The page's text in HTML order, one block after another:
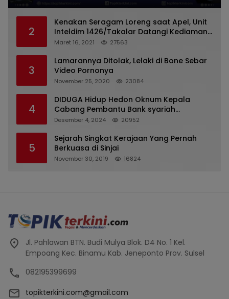
2
Kenakan Seragam Loreng saat Apel, Unit
Inteldim 1426/Takalar Datangi Kediaman
Kasatpol PP
Maret 16, 2021 27563
3
Lamarannya Ditolak, Lelaki di Bone Sebar
Video Pornonya
November 25, 2020 23084
4
DIDUGA Hidup Hedon Oknum Kepala
Cabang Pembantu Bank syariah
Indonesia Unit Hasan Basri di Banjarmasin
Milyaran Rupiah dan Bilyet Giro Tidak
Terdaftar, OJK Kalsel : Bertemu Tanggal 11
Desember 4, 2024 20952
5
Sejarah Singkat Kerajaan Yang Pernah
Berkuasa di Sinjai
November 30, 2019 16824
Jl. Pahlawan BTN. Budi Mulya Blok. D4 No. 1 Kel.
Empoang Kec. Binamu Kab. Jeneponto Prov. Sulsel
082195399699
topikterkini.com@gmail.com